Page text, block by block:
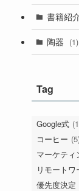
書籍紹
陶器 (1)
Tag
Google式
コーヒー
マーケティ
リモートワ
優先度決定